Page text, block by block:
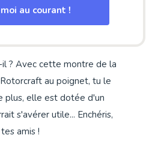
au courant !
? Avec cette montre de la
au poignet, tu le
plus, elle est dotée d'un
s'avérer utile... Enchéris,
amis !